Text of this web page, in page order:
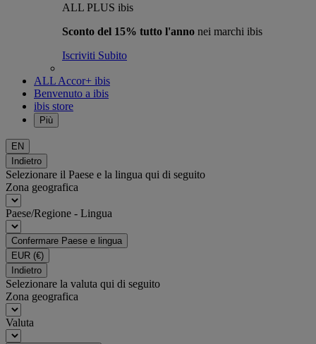
ALL PLUS ibis
Sconto del 15% tutto l'anno nei marchi ibis
Iscriviti Subito
ALL Accor+ ibis
Benvenuto a ibis
ibis store
Più
EN
Indietro
Selezionare il Paese e la lingua qui di seguito
Zona geografica
Paese/Regione - Lingua
Confermare Paese e lingua
EUR (€)
Indietro
Selezionare la valuta qui di seguito
Zona geografica
Valuta